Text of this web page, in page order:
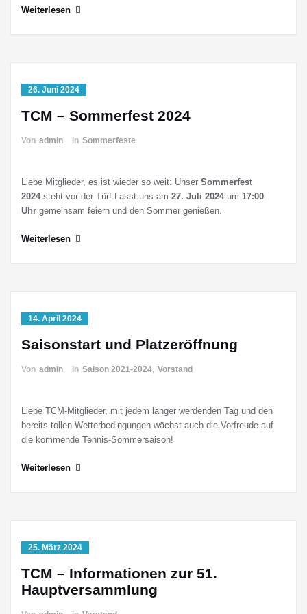
Weiterlesen
26. Juni 2024
TCM – Sommerfest 2024
Von admin in Sommerfeste
Liebe Mitglieder, es ist wieder so weit: Unser Sommerfest
2024steht vor der Tür! Lasst uns am 27. Juli 2024um 17:00
Uhr gemeinsam feiern und den Sommer genießen.
Weiterlesen
14. April 2024
Saisonstart und Platzeröffnung
Von admin in Saison 2021-2024, Vorstand
Liebe TCM-Mitglieder, mit jedem länger werdenden Tag und den
bereits tollen Wetterbedingungen wächst auch die Vorfreude auf
die kommende Tennis-Sommersaison!
Weiterlesen
25. März 2024
TCM – Informationen zur 51.
Hauptversammlung